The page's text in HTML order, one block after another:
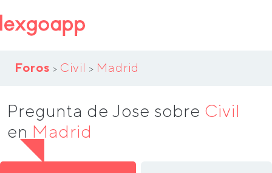
Foros > Civil > Madrid
Pregunta de Jose sobre Civil
en Madrid